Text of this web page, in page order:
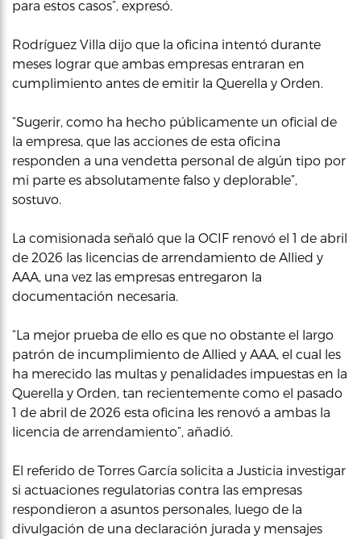
para estos casos”, expresó.
Rodríguez Villa dijo que la oficina intentó durante
meses lograr que ambas empresas entraran en
cumplimiento antes de emitir la Querella y Orden.
“Sugerir, como ha hecho públicamente un oficial de
la empresa, que las acciones de esta oficina
responden a una vendetta personal de algún tipo por
mi parte es absolutamente falso y deplorable”,
sostuvo.
La comisionada señaló que la OCIF renovó el 1 de abril
de 2026 las licencias de arrendamiento de Allied y
AAA, una vez las empresas entregaron la
documentación necesaria.
“La mejor prueba de ello es que no obstante el largo
patrón de incumplimiento de Allied y AAA, el cual les
ha merecido las multas y penalidades impuestas en la
Querella y Orden, tan recientemente como el pasado
1 de abril de 2026 esta oficina les renovó a ambas la
licencia de arrendamiento”, añadió.
El referido de Torres García solicita a Justicia investigar
si actuaciones regulatorias contra las empresas
respondieron a asuntos personales, luego de la
divulgación de una declaración jurada y mensajes